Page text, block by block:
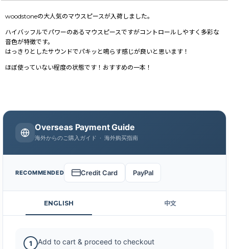
woodstoneの大人気のマウスピースが入荷しました。
ハイバッフルでパワーのあるマウスピースですがコントロールしやすく多彩な
音色が特徴です。
はっきりとしたサウンドでパキッと鳴らす感じが良いと思います！
ほぼ使っていない程度の状態です！おすすめの一本！
Overseas Payment Guide
海外からのご購入ガイド · 海外购买指南
RECOMMENDED Credit Card PayPal
ENGLISH 中文
1 Add to cart & proceed to checkout